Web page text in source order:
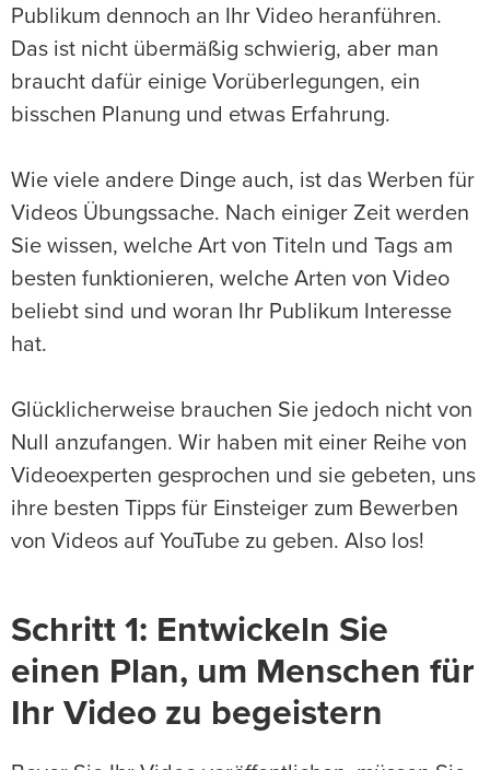
Publikum dennoch an Ihr Video heranführen.
Das ist nicht übermäßig schwierig, aber man
braucht dafür einige Vorüberlegungen, ein
bisschen Planung und etwas Erfahrung.
Wie viele andere Dinge auch, ist das Werben für
Videos Übungssache. Nach einiger Zeit werden
Sie wissen, welche Art von Titeln und Tags am
besten funktionieren, welche Arten von Video
beliebt sind und woran Ihr Publikum Interesse
hat.
Glücklicherweise brauchen Sie jedoch nicht von
Null anzufangen. Wir haben mit einer Reihe von
Videoexperten gesprochen und sie gebeten, uns
ihre besten Tipps für Einsteiger zum Bewerben
von Videos auf YouTube zu geben. Also los!
Schritt 1: Entwickeln Sie
einen Plan, um Menschen für
Ihr Video zu begeistern